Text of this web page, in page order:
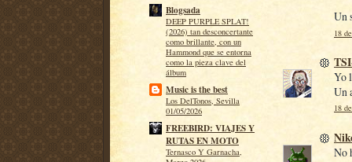
Blogsada
DEEP PURPLE SPLAT!
(2026) tan desconcertante
como brillante, con un
Hammond que se entorna
como la pieza clave del
álbum
Music is the best
Los DelTonos, Sevilla
01/05/2026
FREEBIRD: VIAJES Y
RUTAS EN MOTO
Ternasco Y Garnacha,
Un
18
Yo
Un
18
No